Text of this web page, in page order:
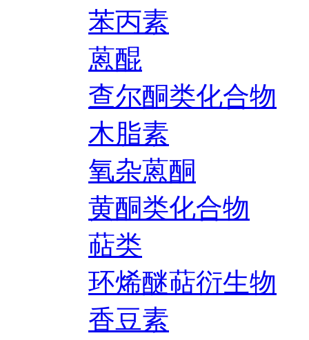
苯丙素
蒽醌
查尔酮类化合物
木脂素
氧杂蒽酮
黄酮类化合物
萜类
环烯醚萜衍生物
香豆素